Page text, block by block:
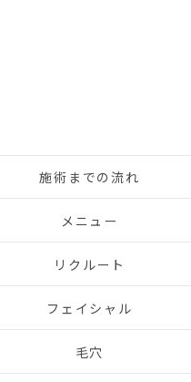
施術までの流れ
メニュー
リクルート
フェイシャル
毛穴